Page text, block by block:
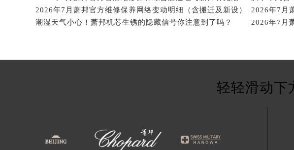
北京市东城区东长安街1号王府井东方广场W3座6层602室
河北省保定市竞秀区朝阳北大街北国先天下萧邦售后服务
内蒙古自治区包头市青山区幸福路甲3号王府井百货名表
内蒙古自治区鄂尔多斯市东胜区伊金霍洛街萧邦售后服务
内蒙古自治区乌海市海勃湾区人民南路萧邦售后服务中心
内蒙古自治区乌兰察布市集宁区恩和大街萧邦售后服务中
2026年7月萧邦官方维修保养网络变动明细（含搬迁及新设）
2026年7月
潮湿天气小心！萧邦机芯生锈的隐藏信号你注意到了吗？
轻轻滑动下